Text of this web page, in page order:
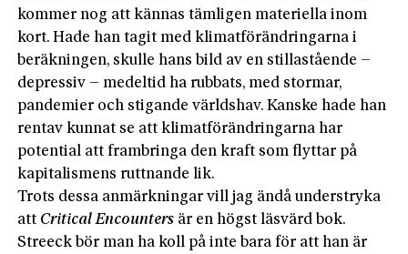
kommer nog att kännas tämligen materiella inom
kort. Hade han tagit med klimatförändringarna i
beräkningen, skulle hans bild av en stillastående –
depressiv – medeltid ha rubbats, med stormar,
pandemier och stigande världshav. Kanske hade han
rentav kunnat se att klimatförändringarna har
potential att frambringa den kraft som flyttar på
kapitalismens ruttnande lik.
Trots dessa anmärkningar vill jag ändå understryka
att Critical Encounters är en högst läsvärd bok.
Streeck bör man ha koll på inte bara för att han är